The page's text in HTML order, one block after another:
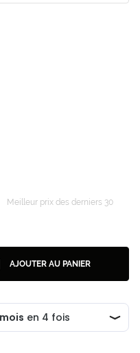
Meilleur prix des derniers 30
AJOUTER AU PANIER